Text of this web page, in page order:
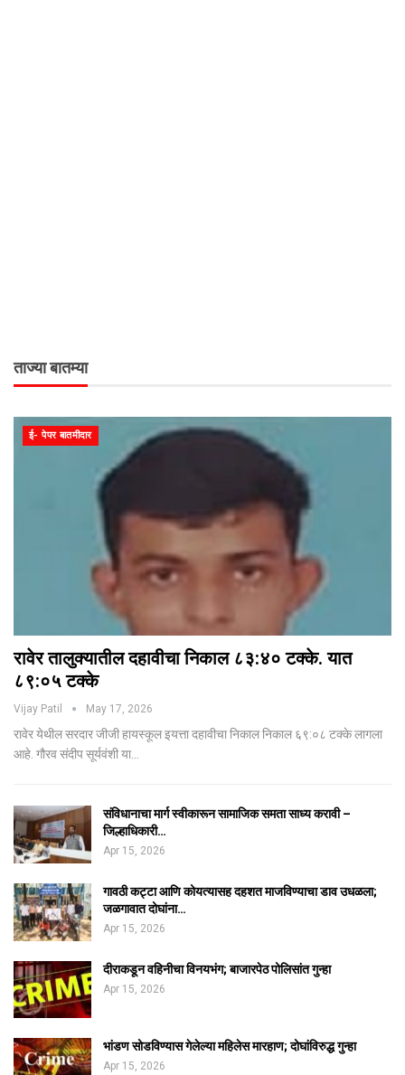
ताज्या बातम्या
ई- पेपर बातमीदार
रावेर तालुक्यातील दहावीचा निकाल ८३:४० टक्के. यात
८९:०५ टक्के
Vijay Patil May 17, 2026
रावेर येथील सरदार जीजी हायस्कूल इयत्ता दहावीचा निकाल निकाल ६९:०८ टक्के लागला
आहे. गौरव संदीप सूर्यवंशी या…
संविधानाचा मार्ग स्वीकारून सामाजिक समता साध्य करावी –
जिल्हाधिकारी…
Apr 15, 2026
गावठी कट्टा आणि कोयत्यासह दहशत माजविण्याचा डाव उधळला;
जळगावात दोघांना…
Apr 15, 2026
दीराकडून वहिनीचा विनयभंग; बाजारपेठ पोलिसांत गुन्हा
Apr 15, 2026
भांडण सोडविण्यास गेलेल्या महिलेस मारहाण; दोघांविरुद्ध गुन्हा
Apr 15, 2026